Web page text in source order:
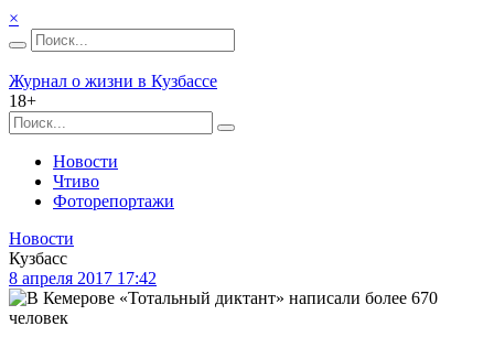
×
Журнал о жизни в Кузбассе
18+
Новости
Чтиво
Фоторепортажи
Новости
Кузбасс
8 апреля 2017 17:42